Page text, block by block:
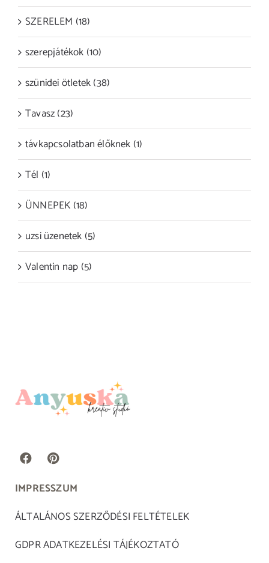
SZERELEM (18)
szerepjátékok (10)
szünidei ötletek (38)
Tavasz (23)
távkapcsolatban élőknek (1)
Tél (1)
ÜNNEPEK (18)
uzsi üzenetek (5)
Valentin nap (5)
IMPRESSZUM
ÁLTALÁNOS SZERZŐDÉSI FELTÉTELEK
GDPR ADATKEZELÉSI TÁJÉKOZTATÓ